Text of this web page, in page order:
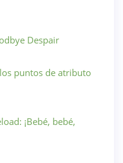
Despair
puntos de atributo
¡Bebé, bebé,